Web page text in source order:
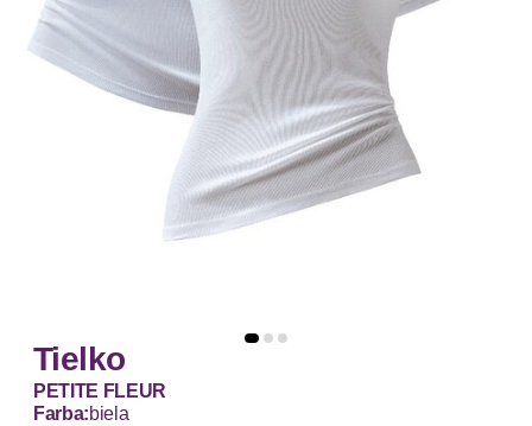
Tielko
PETITE FLEUR
Farba:biela